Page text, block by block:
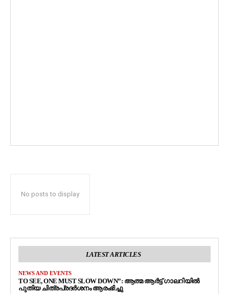
No posts to display
LATEST ARTICLES
NEWS AND EVENTS
TO SEE, ONE MUST SLOW DOWN”: ആത്മ ആർട്ട് ഗാലറിയിൽ
പുതിയ ചിത്രപ്രദർശനം ആരംഭിച്ചു